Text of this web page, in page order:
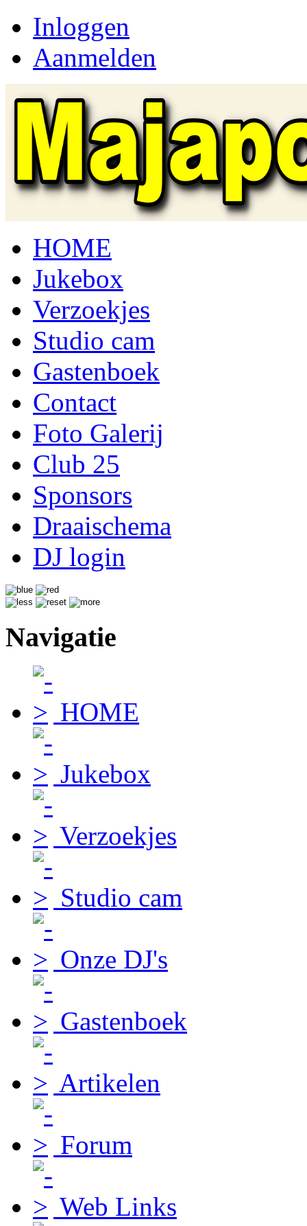
Inloggen
Aanmelden
HOME
Jukebox
Verzoekjes
Studio cam
Gastenboek
Contact
Foto Galerij
Club 25
Sponsors
Draaischema
DJ login
Navigatie
HOME
Jukebox
Verzoekjes
Studio cam
Onze DJ's
Gastenboek
Artikelen
Forum
Web Links